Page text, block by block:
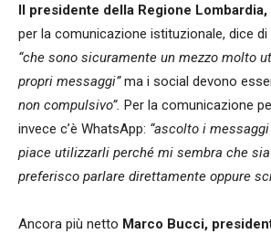
Il presidente della Regione
per la comunicazione istituzionale, dice
“che sono sicuramente un mezzo molto
propri messaggi”ma i social devono
non compulsivo”. Per la comunicazione
invece c’è WhatsApp: “ascolto i
piace utilizzarli perché mi sembra che sia
preferisco parlare direttamente oppure
Ancora più netto Marco Bucci,